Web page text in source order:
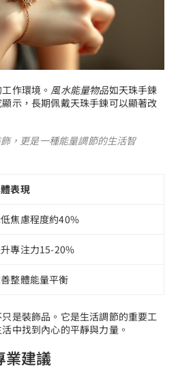
作環境。 風水能量物品如天珠手鍊
示，長期佩戴天珠手鍊可以顯著改
飾，更是一種能量調節的生活智
表現
焦慮程度約40%
專注力15-20%
整體能量平衡
是裝飾品。它是生活調節的重要工
中找到內心的平靜與力量。
業建議